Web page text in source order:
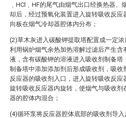
﹑HCl﹑HF的尾气由烟气出口经换热器、
却后，经过预氧化装置进入旋转吸收反应
向板在烟气冷却器腔体内分布；
(2)草木灰进入碳酸钾提取塔配置成一定
利用锅炉烟气余热加热溶解过滤后产生含
液，含有碳酸钾的溶液进入吸收剂制备塔
制备塔中添加添加剂后形成吸收剂，吸收
反应器的吸收剂入口，进入旋转吸收反应
旋转吸收反应器内旋转，使烟气与吸收剂
器的腔体内混合；
(4)循环泵将反应器腔体底部的吸收剂导